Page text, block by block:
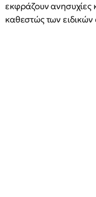
εκφράζουν ανησυχίες
καθεστώς των ειδικών